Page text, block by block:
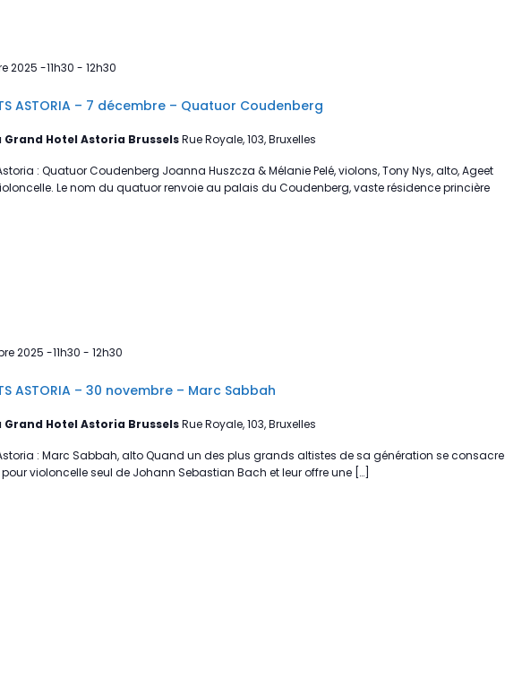
2025 -11h30 - 12h30
ASTORIA – 7 décembre – Quatuor Coudenberg
Hotel Astoria BrusselsRue Royale, 103, Bruxelles
: Quatuor Coudenberg Joanna Huszcza & Mélanie Pelé, violons, Tony Nys, alto, Ageet
Le nom du quatuor renvoie au palais du Coudenberg, vaste résidence princière
2025 -11h30 - 12h30
ASTORIA – 30 novembre – Marc Sabbah
Hotel Astoria BrusselsRue Royale, 103, Bruxelles
: Marc Sabbah, alto Quand un des plus grands altistes de sa génération se consacre
violoncelle seul de Johann Sebastian Bach et leur offre une […]